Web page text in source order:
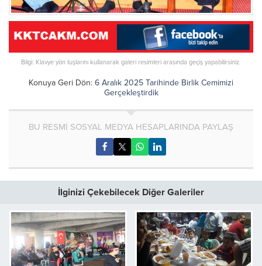
Bilgi: Klavye yön tuşlarını kullanarak galeri resimleri arasında geçiş yapabilirsiniz.
Konuya Geri Dön: 6 Aralık 2025 Tarihinde Birlik Cemimizi
Gerçekleştirdik
BU RESMİ SOSYAL MEDYA HESAPLARINDA PAYLAŞ
İlginizi Çekebilecek Diğer Galeriler